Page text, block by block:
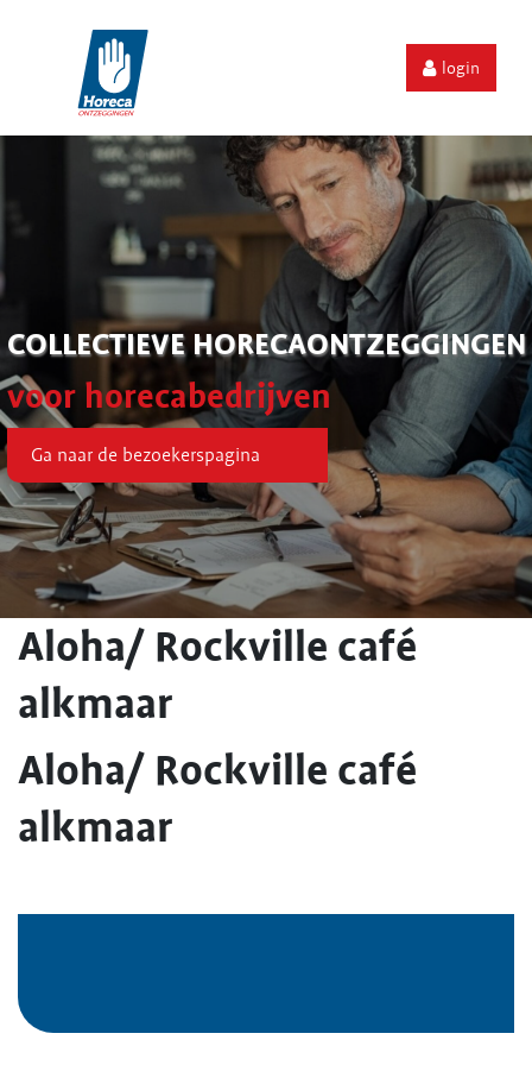
login
COLLECTIEVE HORECAONTZEGGINGEN
voor horecabedrijven
Ga naar de bezoekerspagina
Aloha/ Rockville café
alkmaar
Aloha/ Rockville café
alkmaar